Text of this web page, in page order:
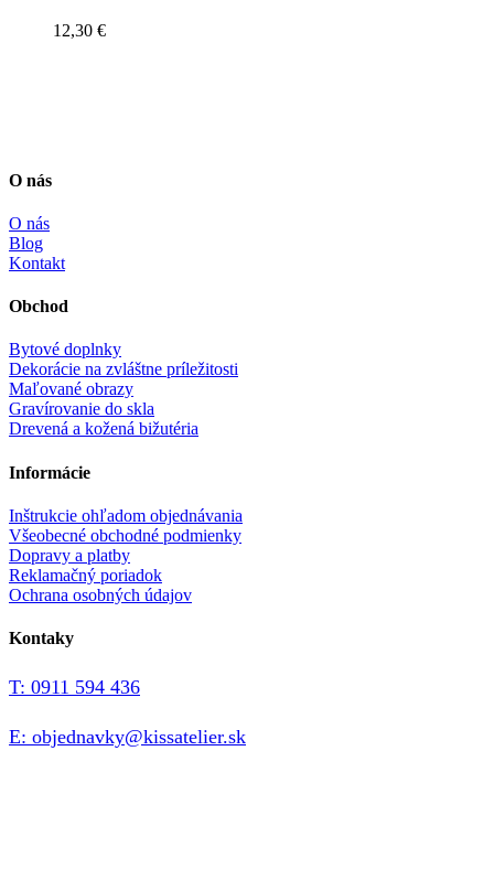
12,30 €
O nás
O nás
Blog
Kontakt
Obchod
Bytové doplnky
Dekorácie na zvláštne príležitosti
Maľované obrazy
Gravírovanie do skla
Drevená a kožená bižutéria
Informácie
Inštrukcie ohľadom objednávania
Všeobecné obchodné podmienky
Dopravy a platby
Reklamačný poriadok
Ochrana osobných údajov
Kontaky
T: 0911 594 436
E: objednavky@kissatelier.sk